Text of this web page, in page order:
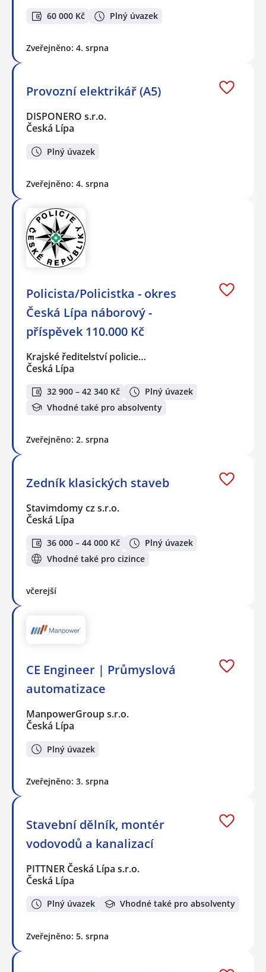
60 000 Kč Plný úvazek
Zveřejněno: 4. srpna
Provozní elektrikář (A5)
DISPONERO s.r.o.
Česká Lípa
Plný úvazek
Zveřejněno: 4. srpna
Policista/Policistka - okres
Česká Lípa náborový -
příspěvek 110.000 Kč
Krajské ředitelství policie…
Česká Lípa
32 900 – 42 340 Kč
Plný úvazek
Vhodné také pro absolventy
Zveřejněno: 2. srpna
Zedník klasických staveb
Stavimdomy cz s.r.o.
Česká Lípa
36 000 – 44 000 Kč
Plný úvazek
Vhodné také pro cizince
včerejší
CE Engineer | Průmyslová
automatizace
ManpowerGroup s.r.o.
Česká Lípa
Plný úvazek
Zveřejněno: 3. srpna
Stavební dělník, montér
vodovodů a kanalizací
PITTNER Česká Lípa s.r.o.
Česká Lípa
Plný úvazek Vhodné také pro absolventy
Zveřejněno: 5. srpna